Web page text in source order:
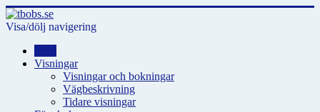
Visa/dölj navigering
Visningar
Visningar och bokningar
Vägbeskrivning
Tidare visningar